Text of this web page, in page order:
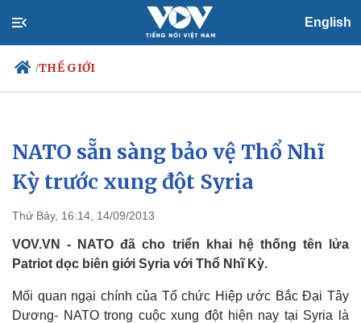
English
/THẾ GIỚI
Chính trị
Đảng
Tổ chức nhân sự
Nhận diện sự thật
Xã hội
Tin 24h
Dự báo thời tiết
Việc làm
Biển đảo
NATO sẵn sàng bảo vệ Thổ Nhĩ
Kỳ trước xung đột Syria
Thứ Bảy, 16:14, 14/09/2013
VOV.VN - NATO đã cho triển khai hệ thống tên lửa
Patriot dọc biên giới Syria với Thổ Nhĩ Kỳ.
Mối quan ngại chính của Tổ chức Hiệp ước Bắc Đại Tây
Dương- NATO trong cuộc xung đột hiện nay tại Syria là